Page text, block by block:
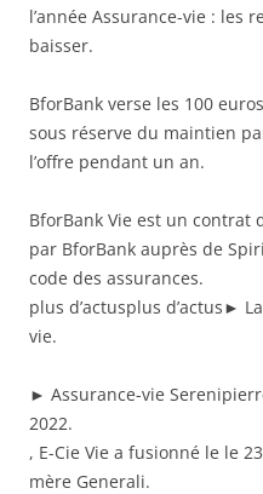
l’année Assurance-vie : les
baisser.
BforBank verse les 100
sous réserve du maintien
l’offre pendant un an.
BforBank Vie est un contrat
par BforBank auprès de
code des assurances.
plus d’actusplus d’actus►
vie.
► Assurance-vie
2022.
, E-Cie Vie a fusionné le le
mère Generali.